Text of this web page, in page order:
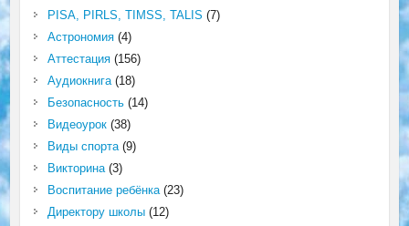
PISA, PIRLS, TIMSS, TALIS (7)
Астрономия(4)
Аттестация(156)
Аудиокнига(18)
Безопасность(14)
Видеоурок(38)
Виды спорта(9)
Викторина(3)
Воспитание ребёнка(23)
Директору школы(12)